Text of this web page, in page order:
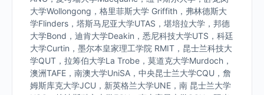
大学Wollongong，格里菲斯大学 Griffith，弗林德斯大
学Flinders，塔斯马尼亚大学UTAS，堪培拉大学，邦德
大学Bond，迪肯大学Deakin，悉尼科技大学UTS，科廷
大学Curtin，墨尔本皇家理工学院 RMIT，昆士兰科技大
学QUT，拉筹伯大学La Trobe，莫道克大学Murdoch，
澳洲TAFE，南澳大学UniSA，中央昆士兰大学CQU，詹
姆斯库克大学JCU，新英格兰大学UNE，南 昆士兰大学